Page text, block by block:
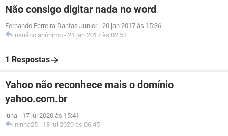
Não consigo digitar nada no word
Fernando Ferreira Dantas Junior - 20 jan 2017 às 15:36
usuário anônimo - 21 jan 2017 às 02:53
1 Respostas
Yahoo não reconhece mais o domínio
yahoo.com.br
luna - 17 jul 2020 às 15:41
ninha25 - 18 jul 2020 às 06:45